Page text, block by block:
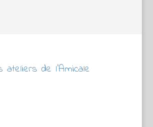
ateliers de l’Amicale